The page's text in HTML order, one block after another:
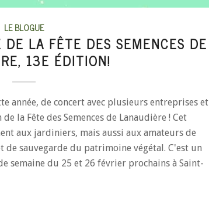
LE BLOGUE
LA FÊTE DES SEMENCES DE
13E ÉDITION!
année, de concert avec plusieurs entreprises et
la Fête des Semences de Lanaudière ! Cet
aux jardiniers, mais aussi aux amateurs de
sauvegarde du patrimoine végétal. C'est un
semaine du 25 et 26 février prochains à Saint-